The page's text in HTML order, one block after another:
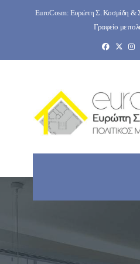
EuroCosm: Ευρώπη Σ. Κοσμίδη &
Γραφείο με